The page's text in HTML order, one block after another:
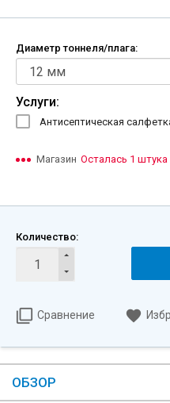
Диаметр тоннеля/плага:
Услуги:
Антисептическая
Магазин Осталась 1 штука
Количество:
Сравнение
ОБЗОР